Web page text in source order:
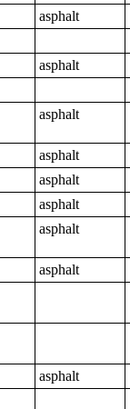
asphalt
asphalt
asphalt
asphalt
asphalt
asphalt
asphalt
asphalt
asphalt